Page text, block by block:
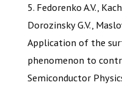
5. Fedorenko A.V.,
Dorozinsky G.V.,
Application of the
phenomenon to
Semiconductor